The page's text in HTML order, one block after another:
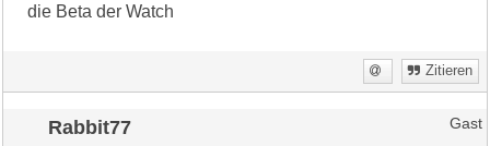
die Beta der Watch
Zitieren
Rabbit77 Gast